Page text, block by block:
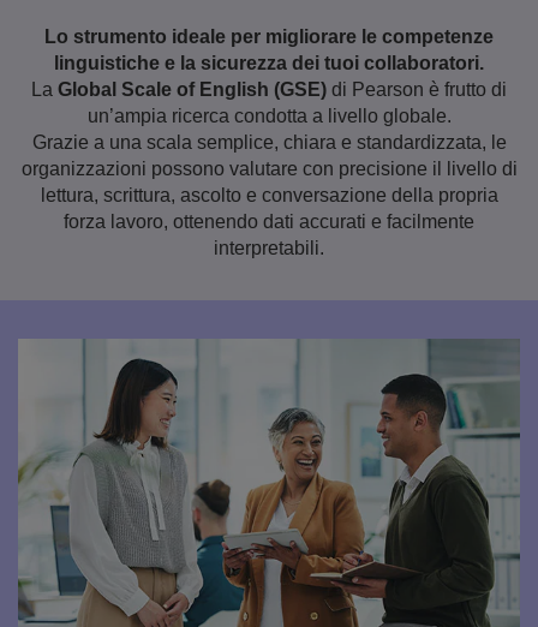
Lo strumento ideale per migliorare le competenze
linguistiche e la sicurezza dei tuoi collaboratori.
La Global Scale of English (GSE) di Pearson è frutto di
un’ampia ricerca condotta a livello globale.
Grazie a una scala semplice, chiara e standardizzata, le
organizzazioni possono valutare con precisione il livello di
lettura, scrittura, ascolto e conversazione della propria
forza lavoro, ottenendo dati accurati e facilmente
interpretabili.